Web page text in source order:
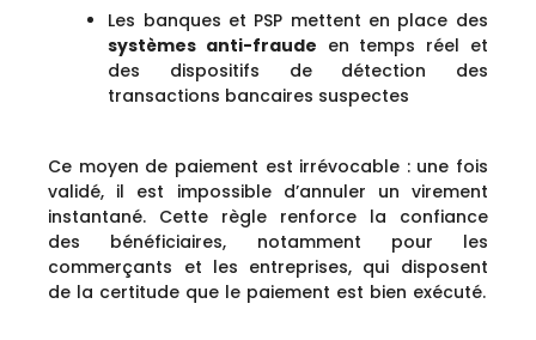
Les banques et PSP mettent en place des
systèmes anti-fraude en temps réel et
des dispositifs de détection des
transactions bancaires suspectes
Ce moyen de paiement est irrévocable : une fois
validé, il est impossible d’annuler un virement
instantané. Cette règle renforce la confiance
des bénéficiaires, notamment pour les
commerçants et les entreprises, qui disposent
de la certitude que le paiement est bien exécuté.